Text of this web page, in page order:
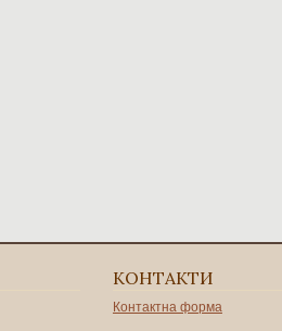
КОНТАКТИ
Контактна форма